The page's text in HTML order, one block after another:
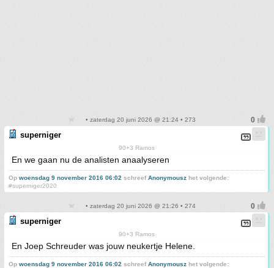
• zaterdag 20 juni 2026 @ 21:24 • 273
superniger
90+3 Ramos
En we gaan nu de analisten anaalyseren
Op woensdag 9 november 2016 06:02 schreefAnonymousz het volgende:
#superniger2020
• zaterdag 20 juni 2026 @ 21:26 • 274
superniger
90+3 Ramos
En Joep Schreuder was jouw neukertje Helene.
Op woensdag 9 november 2016 06:02 schreefAnonymousz het volgende: